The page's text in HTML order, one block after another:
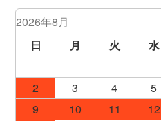
2026年8月
日
月 火 水
2
3 4 5
9
10 11 12